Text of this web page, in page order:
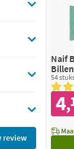
review
Naif
54
4,